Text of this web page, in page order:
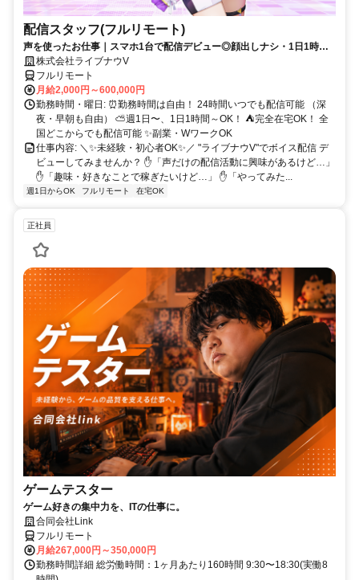
配信スタッフ(フルリモート)
声を使ったお仕事｜スマホ1台で配信デビュー◎顔出しナシ・1日1時間
～OK♪
株式会社ライブナウV
フルリモート
月給2,000円～600,000円
勤務時間・曜日: ⏰勤務時間は自由！ 24時間いつでも配信可能 （深
夜・早朝も自由） ⛅週1日〜、1日1時間～OK！ ⛺完全在宅OK！ 全
国どこからでも配信可能 ✨副業・WワークOK
仕事内容: ＼✨未経験・初心者OK✨／ "ライブナウV"でボイス配信 デ
ビューしてみませんか？ ✋「声だけの配信活動に興味があるけど…」
✋「趣味・好きなことで稼ぎたいけど…」 ✋「やってみた...
週1日からOK フルリモート 在宅OK
正社員
ゲームテスター
ゲーム好きの集中力を、ITの仕事に。
合同会社Link
フルリモート
月給267,000円～350,000円
勤務時間詳細 総労働時間：1ヶ月あたり160時間 9:30〜18:30(実働8